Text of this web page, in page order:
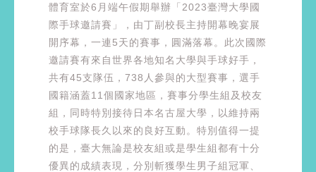
體育室於6月端午假期舉辦「2023臺灣大學國
際手球邀請賽」，由丁副校長主持開幕晚宴展
開序幕，一連5天的賽事，圓滿落幕。此次國際
邀請賽有來自世界各地知名大學與手球好手，
共有45支隊伍，738人參與的大型賽事，選手
國籍涵蓋11個國家地區，賽事分學生組及校友
組，同時特別接待日本名古屋大學，以維持兩
校手球隊長久以來的良好互動。特別值得一提
的是，臺大無論是校友組或是學生組都有十分
優異的成績表現，分別斬獲學生男子組冠軍、